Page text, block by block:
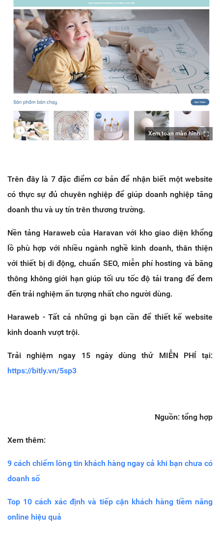
Xem toàn màn hình
Trên đây là 7 đặc điểm cơ bản để nhận biết một website
có thực sự đủ chuyên nghiệp để giúp doanh nghiệp tăng
doanh thu và uy tín trên thương trường.
Nền tảng Haraweb của Haravan với kho giao diện khổng
lồ phù hợp với nhiều ngành nghề kinh doanh, thân thiện
với thiết bị di động, chuẩn SEO, miễn phí hosting và băng
thông không giới hạn giúp tối ưu tốc độ tải trang để đem
đến trải nghiệm ấn tượng nhất cho người dùng.
Haraweb - Tất cả những gì bạn cầnđể thiết kế website
kinh doanh vượt trội.
Trải nghiệm ngay 15 ngày dùng thử MIỄN PHÍ tại:
https://bitly.vn/5sp3
Nguồn: tổng hợp
Xem thêm:
9 cách chiếm lòng tin khách hàng ngay cả khi bạn chưa có
doanh số
Top 10 cách xác định và tiếp cận khách hàng tiềm năng
online hiệu quả